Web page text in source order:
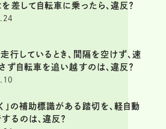
差して自転車に乗ったら、違反？
行しているとき、間隔を空けず、速
ず自転車を追い越すのは、違反？
く」の補助標識がある踏切を、軽自動
るのは、違反？